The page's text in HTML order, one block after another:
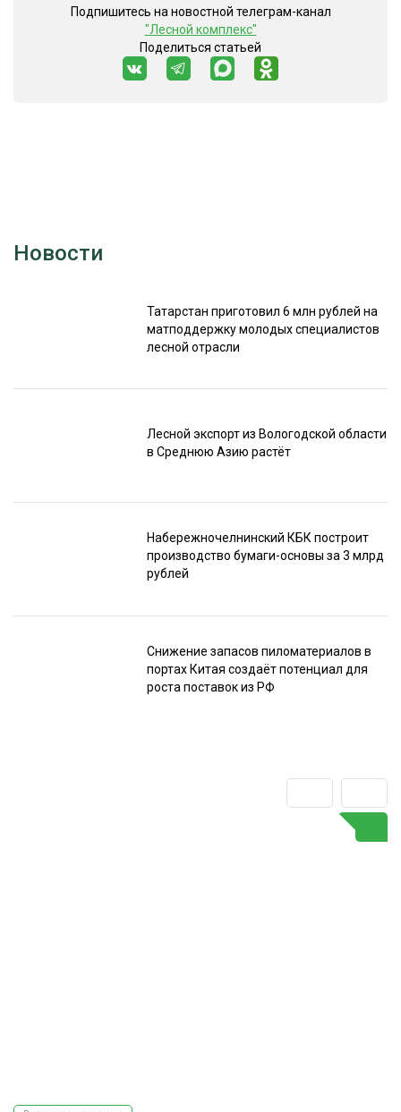
Подпишитесь на новостной телеграм-канал
"Лесной комплекс"
Поделиться статьей
Новости
Татарстан приготовил 6 млн рублей на
матподдержку молодых специалистов
лесной отрасли
Лесной экспорт из Вологодской области
в Среднюю Азию растёт
Набережночелнинский КБК построит
производство бумаги-основы за 3 млрд
рублей
Снижение запасов пиломатериалов в
портах Китая создаёт потенциал для
роста поставок из РФ